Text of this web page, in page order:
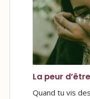
La peur
Quand tu vis